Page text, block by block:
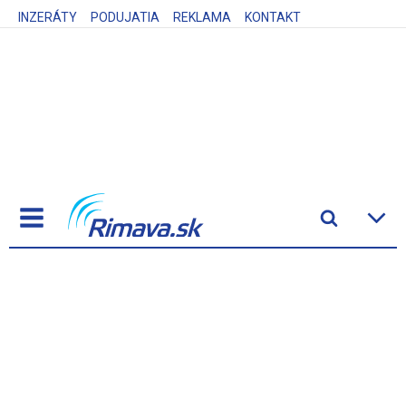
INZERÁTY PODUJATIA REKLAMA KONTAKT